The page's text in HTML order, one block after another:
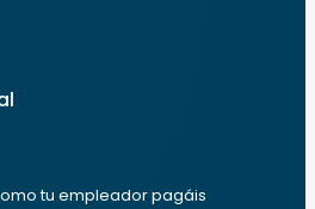
tu empleador pagáis